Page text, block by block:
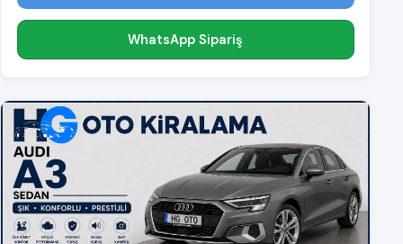
WhatsApp Sipariş